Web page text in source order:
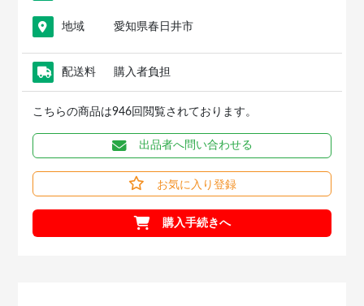
地域 愛知県春日井市
配送料 購入者負担
こちらの商品は946回閲覧されております。
出品者へ問い合わせる
お気に入り登録
購入手続きへ